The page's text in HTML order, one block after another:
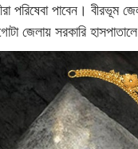
পরিষেবা পাবেন। বীরভূম
জেলায় সরকারি